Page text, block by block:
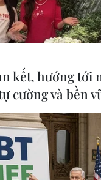
#Động đất
#Tin tức 24h
trong ngày
#Tin tức
kết, hướng tới
cường và bền